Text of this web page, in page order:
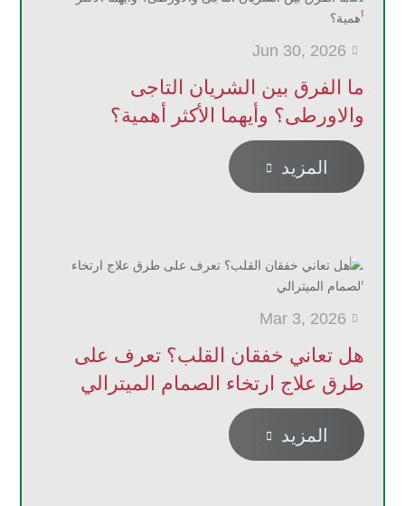

Jun 30, 2026
ما الفرق بين الشريان التاجى
والاورطى؟ وأيهما الأكثر أهمية؟
المزيد 

Mar 3, 2026
هل تعاني خفقان القلب؟ تعرف على
طرق علاج ارتخاء الصمام الميترالي
المزيد 